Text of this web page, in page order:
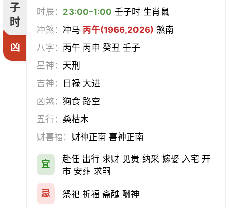
造仓 修饰垣墙 造船
造畜稠 盖屋
经络 酝酿 造车器
赴任 立券 置产 出货财
祭祀 祈福 求嗣
子
时
凶
时辰： 23:00-1:00 壬子时 生肖鼠
冲煞：冲马 丙午(1966,2026) 煞南
八字： 丙午 丙申 癸丑 壬子
星神： 天刑
吉神：
日禄 大进
凶煞：狗食 路空
五行： 桑枯木
财喜福： 财神正南 喜神正南
宜
赴任 出行 求财 见贵 纳采 嫁娶 入宅 开
市 安葬 求嗣
忌 祭祀 祈福 斋醮 酬神